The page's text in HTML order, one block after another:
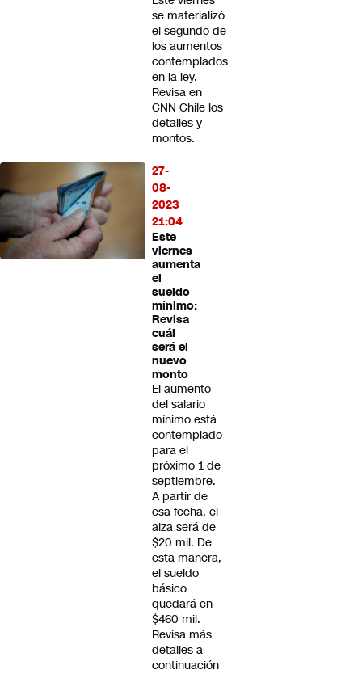
se materializó
el segundo de
los aumentos
contemplados
en la ley.
Revisa en
CNN Chile los
detalles y
montos.
27-
08-
2023
21:04
Este
viernes
aumenta
el
sueldo
mínimo:
Revisa
cuál
será el
nuevo
monto
El aumento
del salario
mínimo está
contemplado
para el
próximo 1 de
septiembre.
A partir de
esa fecha, el
alza será de
$20 mil. De
esta manera,
el sueldo
básico
quedará en
$460 mil.
Revisa más
detalles a
continuación